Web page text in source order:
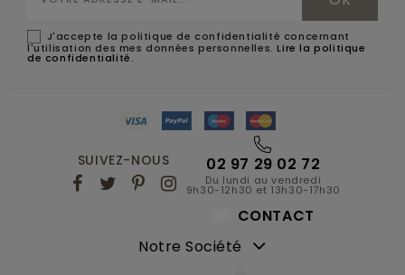
J'accepte la politique de confidentialité concernant
l'utilisation des mes données personnelles.Lire la politique
de confidentialité.
SUIVEZ-NOUS 02 97 29 02 72
Du lundi au vendredi
9h30-12h30 et 13h30-17h30
CONTACT
Notre Société